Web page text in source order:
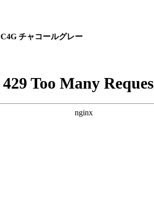
C4G チャコールグレー